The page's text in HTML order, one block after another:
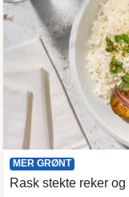
MER GRØNT
Rask stekte reker